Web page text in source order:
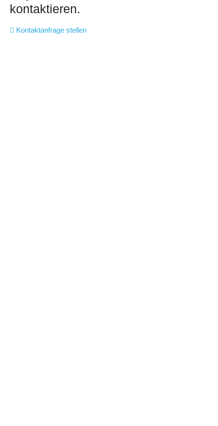
kontaktieren.
Kontaktanfrage stellen